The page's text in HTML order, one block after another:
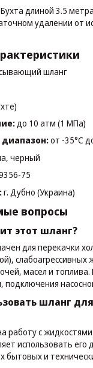
Бухта длиной 3.5
удалении от
шланг
до 10 атм (1 МПа)
от -35°C
черный
75
г. Дубно (Украина)
вопросы
этот шланг?
для перекачки
слабоагрессивных
масел и топлива.
подключения
шланг
работу с
использовать его
бытовых и